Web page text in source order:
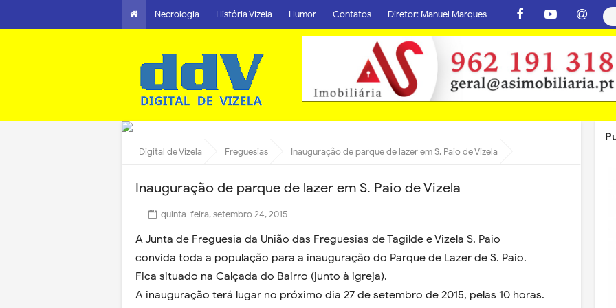
Necrologia História Vizela Humor Contatos Diretor: Manuel Marques
Digital de Vizela Freguesias Inauguração de parque de lazer em S. Paio de Vizela
Inauguração de parque de lazer em S. Paio de Vizela
quinta-feira, setembro 24, 2015
A Junta de Freguesia da União das Freguesias de Tagilde e Vizela S. Paio
convida toda a população para a inauguração do Parque de Lazer de S. Paio.
Fica situado na Calçada do Bairro (junto à igreja).
A inauguração terá lugar no próximo dia 27 de setembro de 2015, pelas 10 horas.